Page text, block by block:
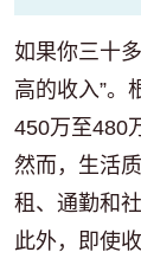
如果你三十
高的收入”。
450万至480
然而，生活
租、通勤和
此外，即使